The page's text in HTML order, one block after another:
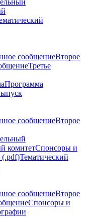
сообщениеВторое
Третье
Программа
сообщениеВторое
комитетСпонсоры и
(.pdf)Тематический
сообщениеВторое
Спонсоры и